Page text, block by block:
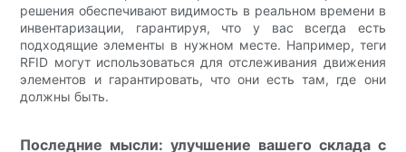
решения обеспечивают видимость в реальном времени в
инвентаризации, гарантируя, что у вас всегда есть
подходящие элементы в нужном месте. Например, теги
RFID могут использоваться для отслеживания движения
элементов и гарантировать, что они есть там, где они
должны быть.
Последние мысли: улучшение вашего склада с